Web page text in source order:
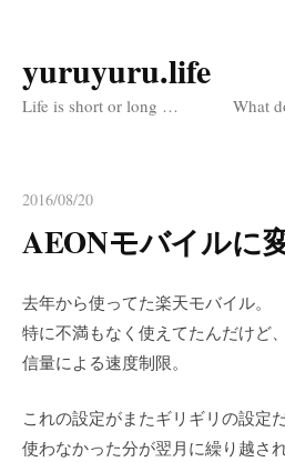
コ
ン
ス
ッ
プ
yuruyuru.life
Life is short or long … What do
2016/08/20
AEONモバイルに
去年から使ってた楽天モバイル。
特に不満もなく使えてたんだけど
信量による速度制限。
これの設定がまたギリギリの設定
使わなかった分が翌月に繰り越さ